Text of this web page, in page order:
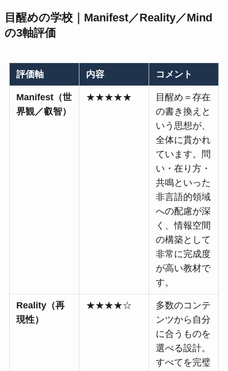
目醒めの学校｜Manifest／Reality／Mind
の3軸評価
評価軸 内容 コメント
Manifest（世
界観／叡智）
★★★★★
目醒め＝存在
の書き換えと
いう思想が、
全体に貫かれ
ています。問
い・在り方・
共鳴といった
非言語的領域
への配慮が深
く、情報空間
の構築として
非常に完成度
が高い教材で
す。
Reality（再
現性）
★★★★☆
多数のコンテ
ンツから自分
に合うものを
選べる設計。
すべてを完璧